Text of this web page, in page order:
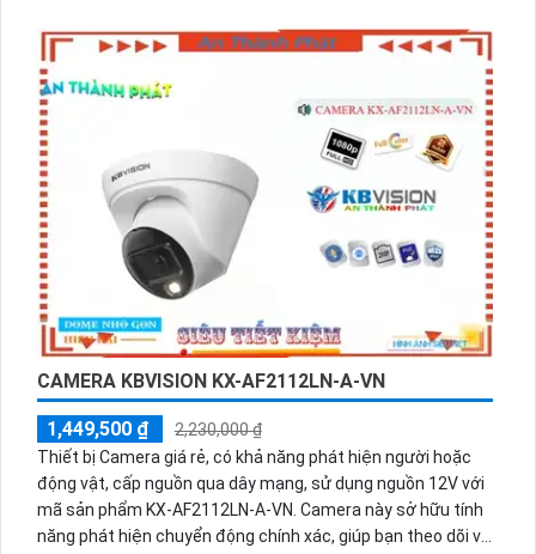
camera IP và hỗ trợ công nghệ điện toán đám mây, cho
phép người dùng xem và quản lý hình ảnh từ xa qua điện
thoại di động hoặc máy tính. Với tính năng tiên tiến và độ tin
cậy cao, thiết bị Trung Tâm Ghi Hình Công Nghệ IP KX-
CAi4K8232EN2 là giải pháp lý tưởng cho hệ thống giám sát
an ninh chuyên nghiệp.
CAMERA KBVISION KX-AF2112LN-A-VN
1,449,500 ₫
2,230,000 ₫
Thiết bị Camera giá rẻ, có khả năng phát hiện người hoặc
động vật, cấp nguồn qua dây mạng, sử dụng nguồn 12V với
mã sản phẩm KX-AF2112LN-A-VN. Camera này sở hữu tính
năng phát hiện chuyển động chính xác, giúp bạn theo dõi và